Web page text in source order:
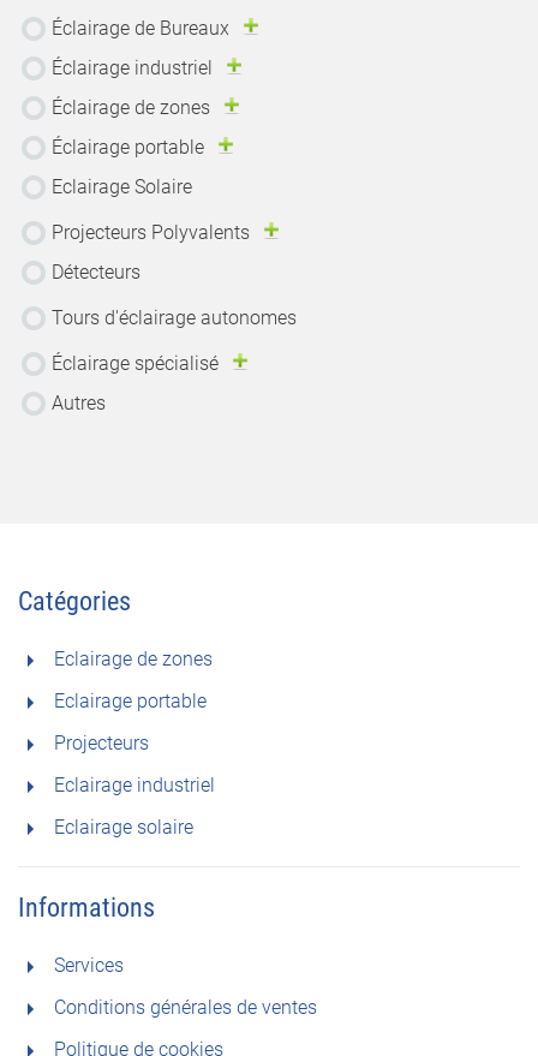
Éclairage de Bureaux
Éclairage industriel
Éclairage de zones
Éclairage portable
Eclairage Solaire
Projecteurs Polyvalents
Détecteurs
Tours d'éclairage autonomes
Éclairage spécialisé
Autres
Catégories
Eclairage de zones
Eclairage portable
Projecteurs
Eclairage industriel
Eclairage solaire
Informations
Services
Conditions générales de ventes
Politique de cookies